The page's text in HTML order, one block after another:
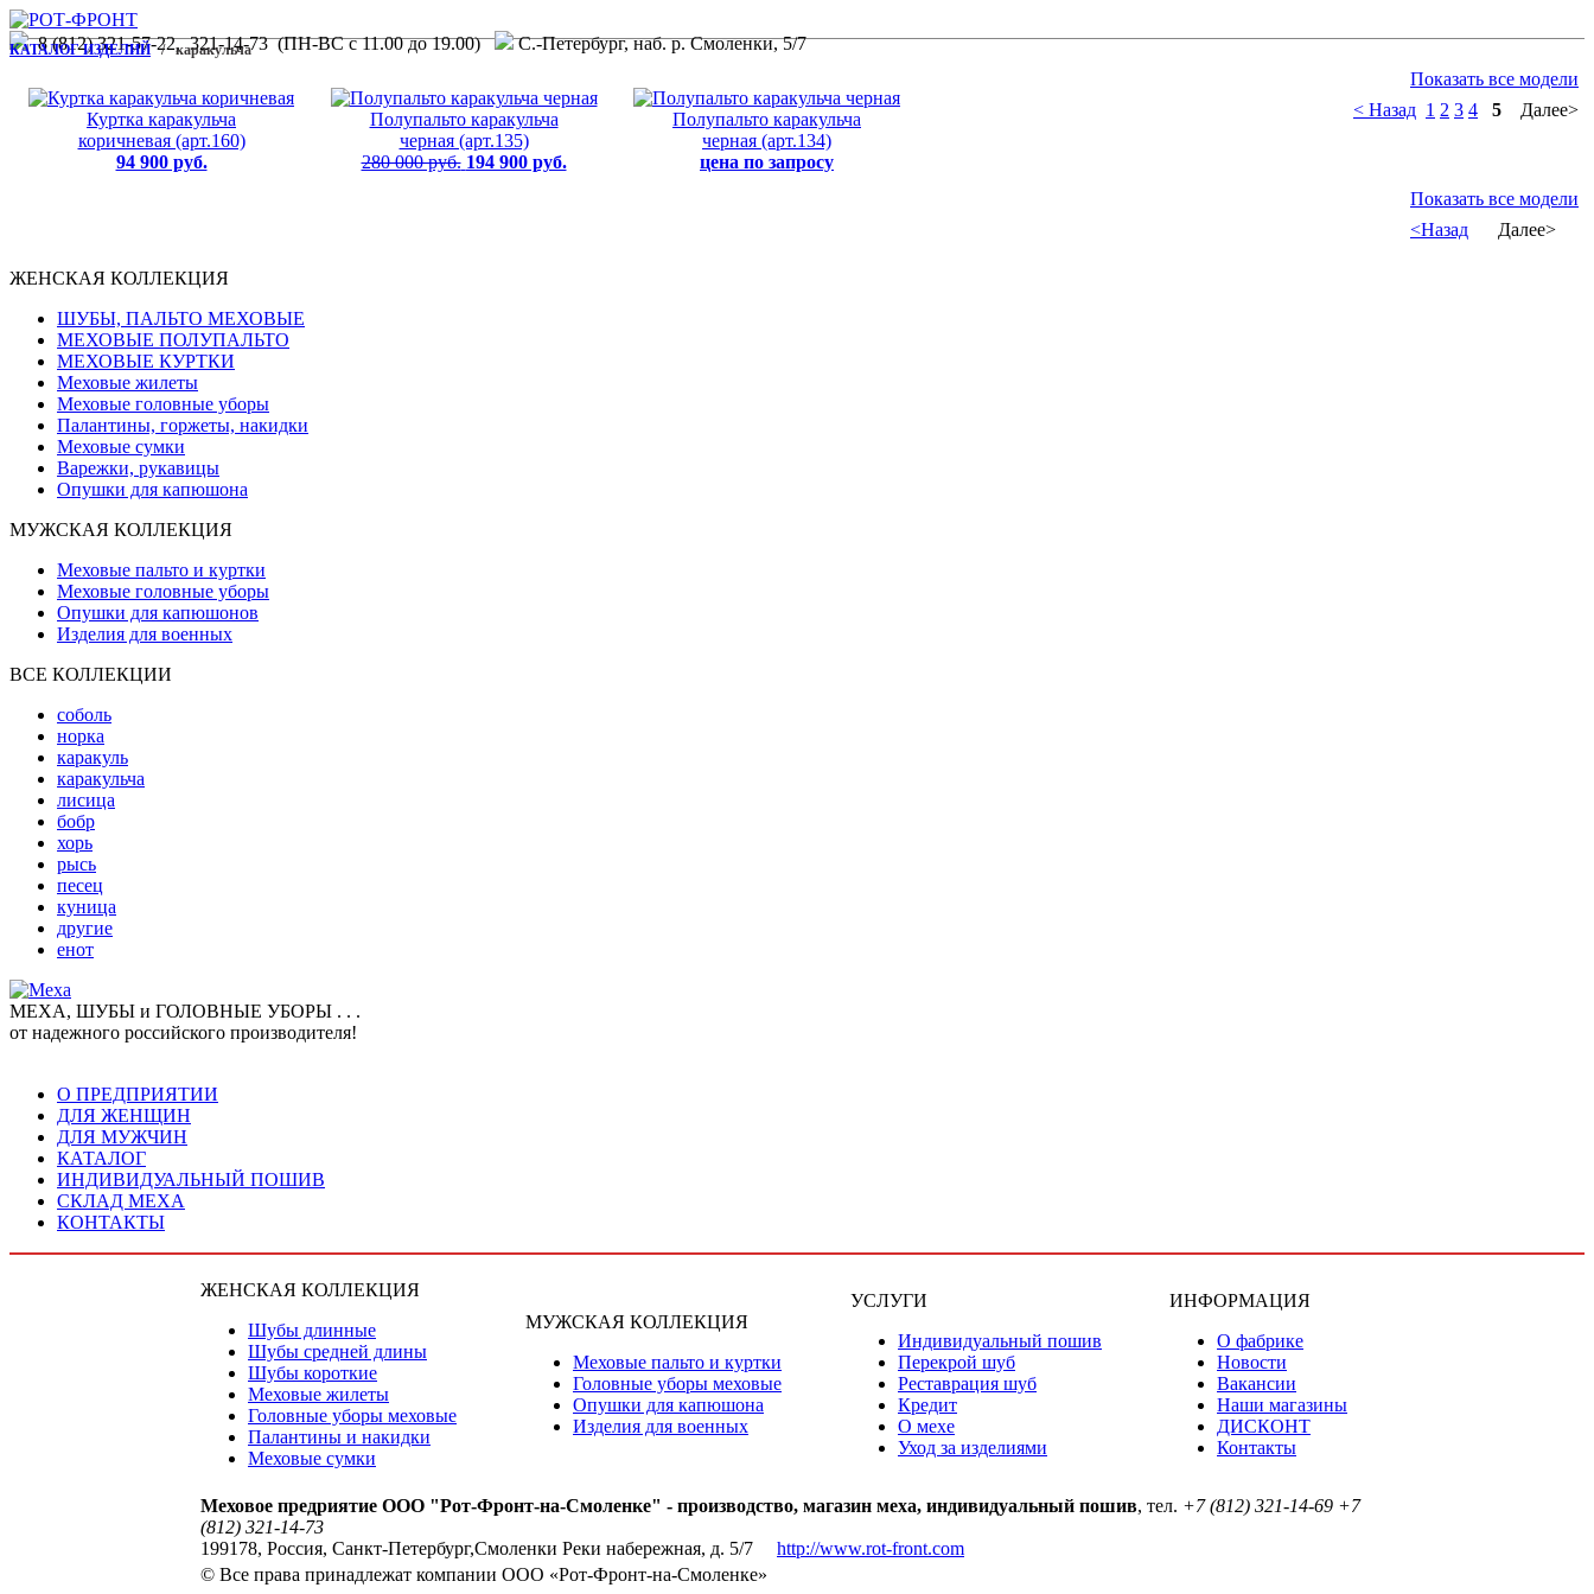
8 (812) 321-57-22, 321-14-73 (ПН-ВС с 11.00 до 19.00) С.-Петербург, наб. р. Смоленки, 5/7
КАТАЛОГ ИЗДЕЛИЙ/ каракульча
Показать все модели
< Назад 1 2 3 4 5 Далее>
Куртка каракульча
коричневая (арт.160)
94 900 руб.
Полупальто каракульча
черная (арт.135)
280 000 руб. 194 900 руб.
Полупальто каракульча
черная (арт.134)
цена по запросу
Показать все модели
<Назад
Далее>
ЖЕНСКАЯ КОЛЛЕКЦИЯ
ШУБЫ, ПАЛЬТО МЕХОВЫЕ
МЕХОВЫЕ ПОЛУПАЛЬТО
МЕХОВЫЕ КУРТКИ
Меховые жилеты
Меховые головные уборы
Палантины, горжеты, накидки
Меховые сумки
Варежки, рукавицы
Опушки для капюшона
МУЖСКАЯ КОЛЛЕКЦИЯ
Меховые пальто и куртки
Меховые головные уборы
Опушки для капюшонов
Изделия для военных
ВСЕ КОЛЛЕКЦИИ
соболь
норка
каракуль
каракульча
лисица
бобр
хорь
рысь
песец
куница
другие
енот
МЕХА, ШУБЫ и ГОЛОВНЫЕ УБОРЫ . . .
от надежного российского производителя!
О ПРЕДПРИЯТИИ
ДЛЯ ЖЕНЩИН
ДЛЯ МУЖЧИН
КАТАЛОГ
ИНДИВИДУАЛЬНЫЙ ПОШИВ
СКЛАД МЕХА
КОНТАКТЫ
ЖЕНСКАЯ КОЛЛЕКЦИЯ
Шубы длинные
Шубы средней длины
Шубы короткие
Меховые жилеты
Головные уборы меховые
Палантины и накидки
Меховые сумки
МУЖСКАЯ КОЛЛЕКЦИЯ
Меховые пальто и куртки
Головные уборы меховые
Опушки для капюшона
Изделия для военных
УСЛУГИ
Индивидуальный пошив
Перекрой шуб
Реставрация шуб
Кредит
О мехе
Уход за изделиями
ИНФОРМАЦИЯ
О фабрике
Новости
Вакансии
Наши магазины
ДИСКОНТ
Контакты
Меховое предриятие ООО "Рот-Фронт-на-Смоленке" - производство, магазин меха, индивидуальный пошив, тел. +7 (812) 321-14-69 +7
(812) 321-14-73
199178, Россия, Санкт-Петербург,Смоленки Реки набережная, д. 5/7
http://www.rot-front.com
© Все права принадлежат компании ООО «Рот-Фронт-на-Смоленке»